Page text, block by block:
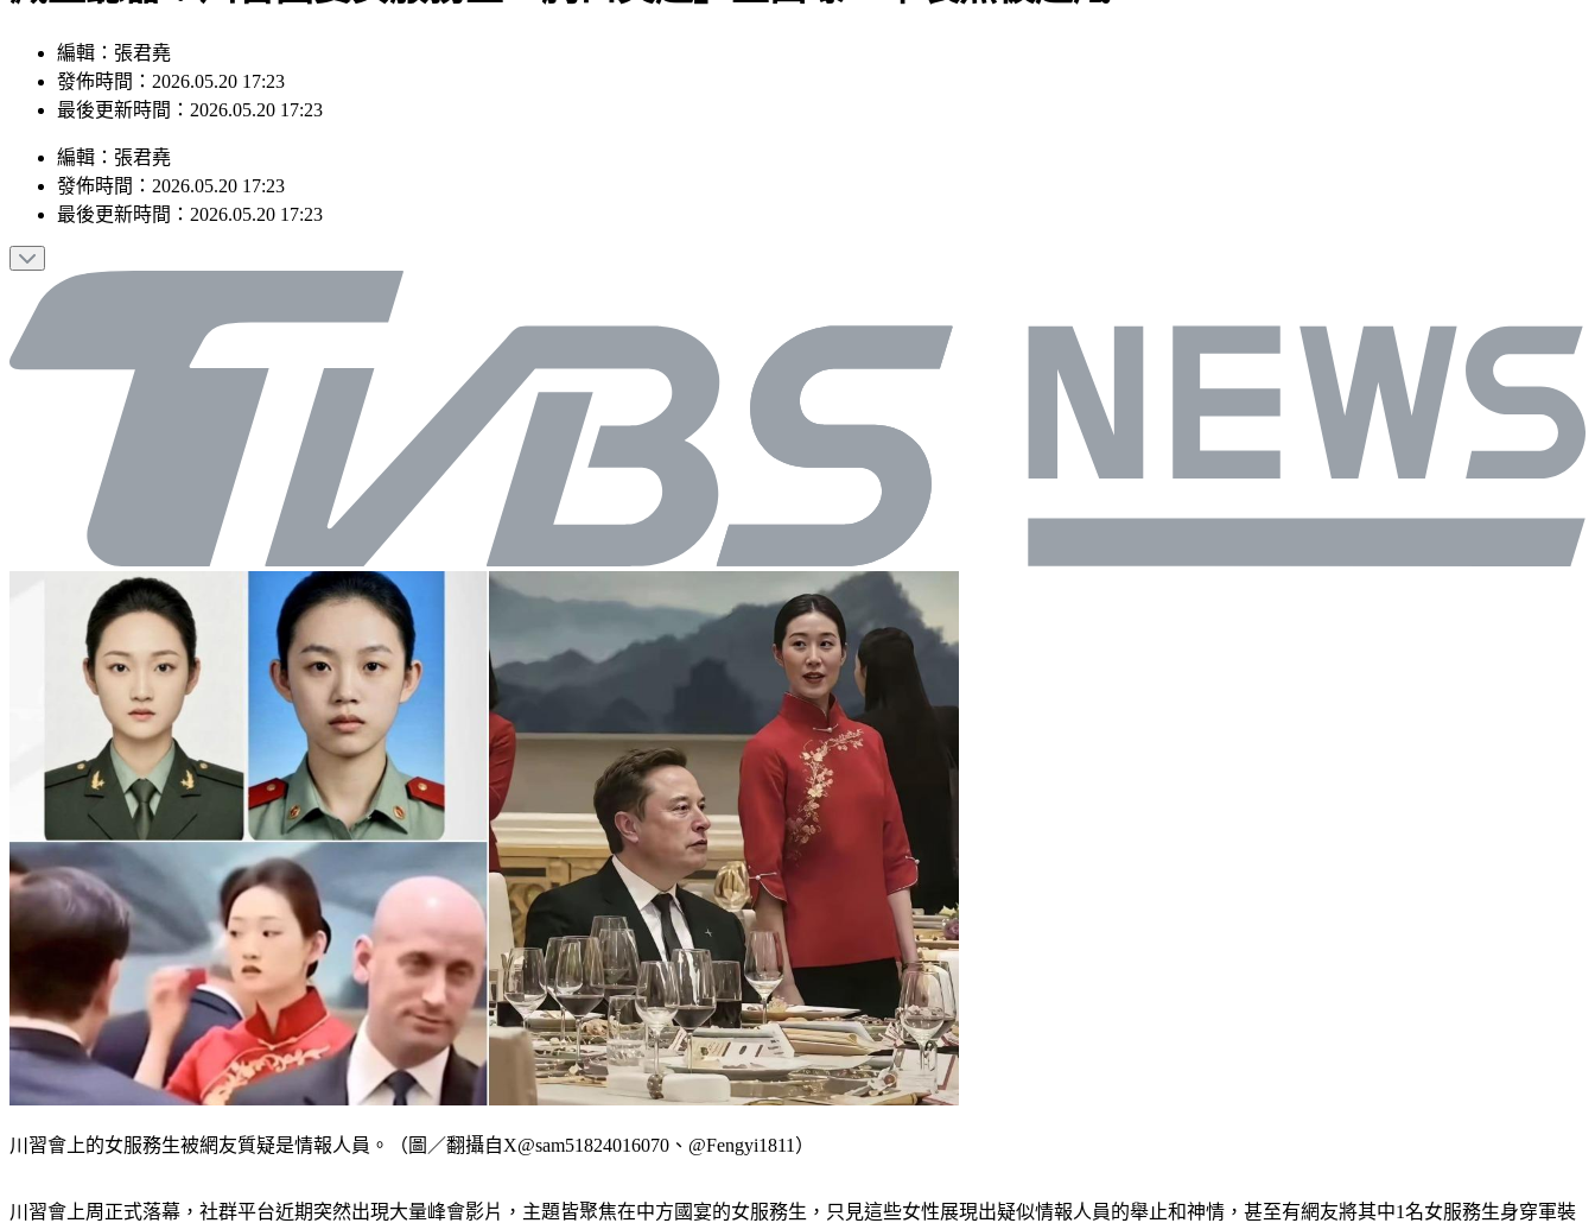
編輯：張君堯
發佈時間：2026.05.20 17:23
最後更新時間：2026.05.20 17:23
編輯 ： 張君堯
發佈時間： 2026.05.20 17:23
最後更新時間： 2026.05.20 17:23
川習會上的女服務生被網友質疑是情報人員。（圖／翻攝自X@sam51824016070、@Fengyi1811）
川習會上周正式落幕，社群平台近期突然出現大量峰會影片，主題皆聚焦在中方國宴的女服務生，只見這些女性展現出疑似情報人員的舉止和神情，甚至有網友將其中1名女服務生身穿軍裝